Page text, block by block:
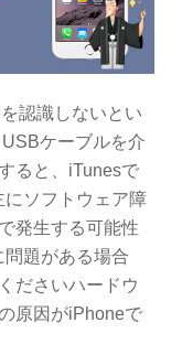
認識しないとい
ケーブルを介
ると、iTunesで
ソフトウェア障
発生する可能性
題がある場合
ださいハードウ
原因がiPhoneで